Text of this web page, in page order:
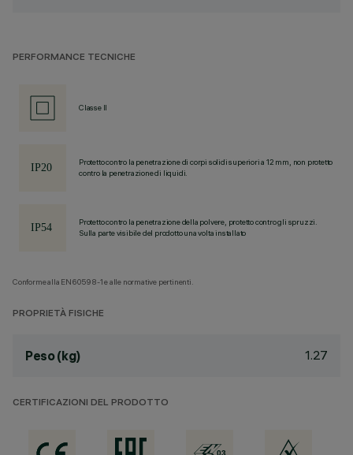
PERFORMANCE TECNICHE
Classe II
Protetto contro la penetrazione di corpi solidi superiori a 12 mm, non protetto
contro la penetrazione di liquidi.
Protetto contro la penetrazione della polvere, protetto contro gli spruzzi.
Sulla parte visibile del prodotto una volta installato
Conforme alla EN60598-1 e alle normative pertinenti.
PROPRIETÀ FISICHE
Peso (kg) 1.27
CERTIFICAZIONI DEL PRODOTTO